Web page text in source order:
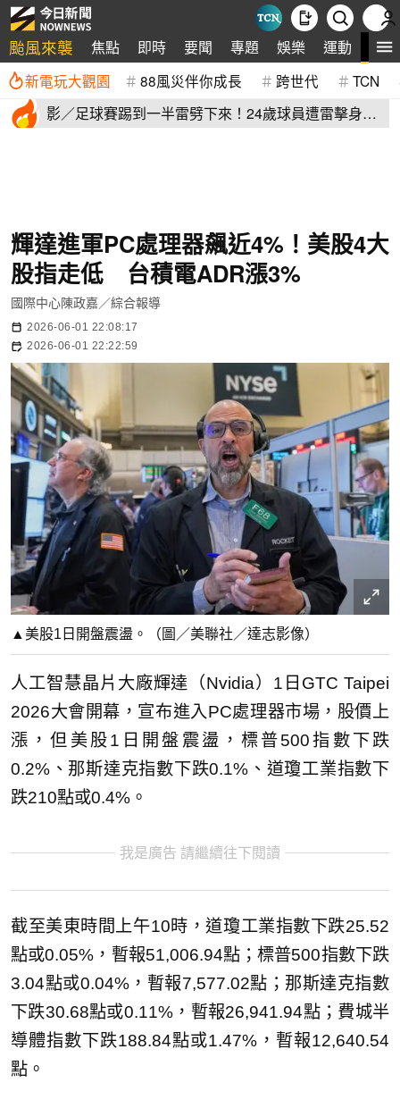
颱風來襲 焦點 即時 要聞 專題 娛樂 運動 全
新電玩大觀園 88風災伴你成長 跨世代 TCN
影／足球賽踢到一半雷劈下來！24歲球員遭雷擊身
輝達進軍PC處理器飆近4%！美股4大
股指走低 台積電ADR漲3%
國際中心陳政嘉／綜合報導
2026-06-01 22:08:17
2026-06-01 22:22:59
▲美股1日開盤震盪。（圖／美聯社／達志影像）
人工智慧晶片大廠輝達（Nvidia）1日GTC Taipei
2026大會開幕，宣布進入PC處理器市場，股價上
漲，但美股1日開盤震盪，標普500指數下跌
0.2%、那斯達克指數下跌0.1%、道瓊工業指數下
跌210點或0.4%。
我是廣告 請繼續往下閱讀
截至美東時間上午10時，道瓊工業指數下跌25.52
點或0.05%，暫報51,006.94點；標普500指數下跌
3.04點或0.04%，暫報7,577.02點；那斯達克指數
下跌30.68點或0.11%，暫報26,941.94點；費城半
導體指數下跌188.84點或1.47%，暫報12,640.54
點。